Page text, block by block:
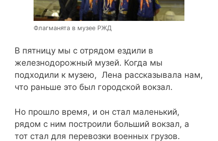
Флагманята в музее РЖД
В пятницу мы с отрядом ездили в
железнодорожный музей. Когда мы
подходили к музею, Лена рассказывала нам,
что раньше это был городской вокзал.
Но прошло время, и он стал маленький,
рядом с ним построили больший вокзал, а
тот стал для перевозки военных грузов.